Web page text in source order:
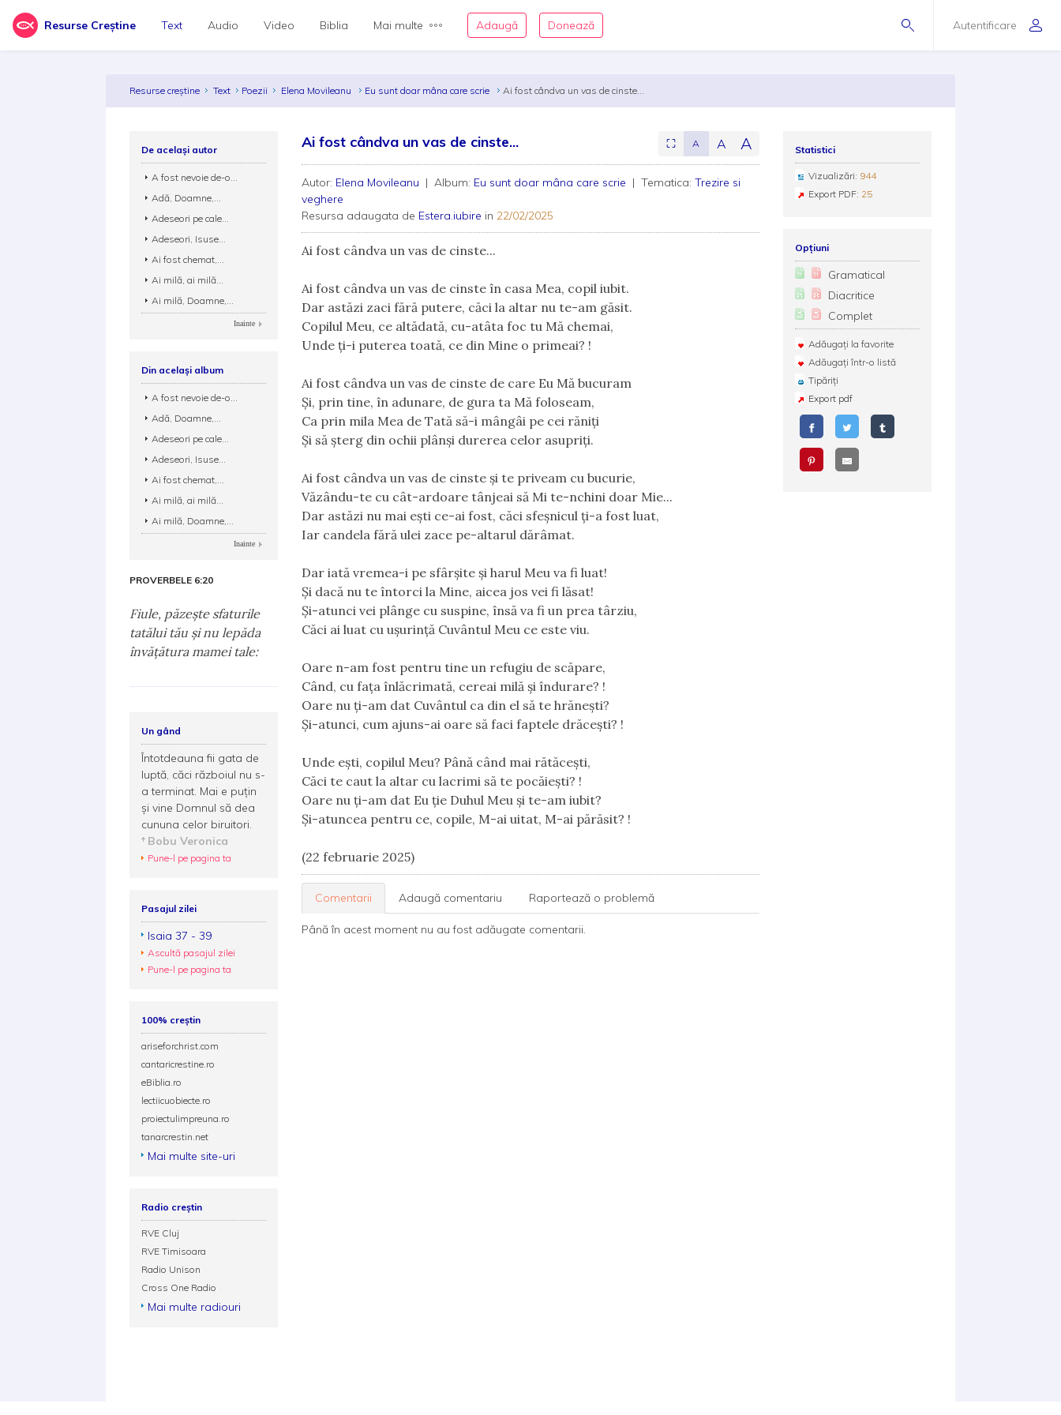
Resurse Creștine Autentificare
Text Audio Video Biblia Mai multe Adaugă Donează
Resurse creștine Text Poezii Elena Movileanu Eu sunt doar mâna care scrie Ai fost cândva un vas de cinste...
Ai fost cândva un vas de cinste... ⛶ A A A
Autor: Elena Movileanu | Album: Eu sunt doar mâna care scrie | Tematica:Trezire si
veghere
Resursa adaugata de Estera.iubire in 22/02/2025
Ai fost cândva un vas de cinste...
Ai fost cândva un vas de cinste în casa Mea, copil iubit.
Dar astăzi zaci fără putere, căci la altar nu te-am găsit.
Copilul Meu, ce altădată, cu-atâta foc tu Mă chemai,
Unde ți-i puterea toată, ce din Mine o primeai? !
Ai fost cândva un vas de cinste de care Eu Mă bucuram
Și, prin tine, în adunare, de gura ta Mă foloseam,
Ca prin mila Mea de Tată să-i mângâi pe cei răniți
Și să șterg din ochii plânși durerea celor asupriţi.
Ai fost cândva un vas de cinste și te priveam cu bucurie,
Văzându-te cu cât-ardoare tânjeai să Mi te-nchini doar Mie...
Dar astăzi nu mai ești ce-ai fost, căci sfeșnicul ți-a fost luat,
Iar candela fără ulei zace pe-altarul dărâmat.
Dar iată vremea-i pe sfârșite și harul Meu va fi luat!
Și dacă nu te întorci la Mine, aicea jos vei fi lăsat!
Și-atunci vei plânge cu suspine, însă va fi un prea târziu,
Căci ai luat cu ușurință Cuvântul Meu ce este viu.
Oare n-am fost pentru tine un refugiu de scăpare,
Când, cu fața înlăcrimată, cereai milă și îndurare? !
Oare nu ți-am dat Cuvântul ca din el să te hrănești?
Și-atunci, cum ajuns-ai oare să faci faptele drăcești? !
Unde ești, copilul Meu? Până când mai rătăcești,
Căci te caut la altar cu lacrimi să te pocăiești? !
Oare nu ți-am dat Eu ție Duhul Meu și te-am iubit?
Și-atuncea pentru ce, copile, M-ai uitat, M-ai părăsit? !
(22 februarie 2025)
Comentarii Adaugă comentariu Raportează o problemă
Până în acest moment nu au fost adăugate comentarii.
Statistici
Vizualizări: 944
Export PDF: 25
Opțiuni
Gramatical
Diacritice
Complet
Adăugați la favorite
Adăugați într-o listă
Tipăriți
Export pdf
De același autor
A fost nevoie de-o...
Adă, Doamne,...
Adeseori pe cale...
Adeseori, Isuse...
Ai fost chemat,...
Ai milă, ai milă...
Ai milă, Doamne,...
Inainte
Din același album
A fost nevoie de-o...
Adă, Doamne,...
Adeseori pe cale...
Adeseori, Isuse...
Ai fost chemat,...
Ai milă, ai milă...
Ai milă, Doamne,...
Inainte
PROVERBELE 6:20
Fiule, păzeşte sfaturile
tatălui tău şi nu lepăda
învăţătura mamei tale:
Un gând
Întotdeauna fii gata de
luptă, căci războiul nu s-
a terminat. Mai e puţin
şi vine Domnul să dea
cununa celor biruitori.
Bobu Veronica
Pune-l pe pagina ta
Pasajul zilei
Isaia 37 - 39
Ascultă pasajul zilei
Pune-l pe pagina ta
100% creștin
ariseforchrist.com
cantaricrestine.ro
eBiblia.ro
lectiicuobiecte.ro
proiectulimpreuna.ro
tanarcrestin.net
Mai multe site-uri
Radio creștin
RVE Cluj
RVE Timisoara
Radio Unison
Cross One Radio
Mai multe radiouri